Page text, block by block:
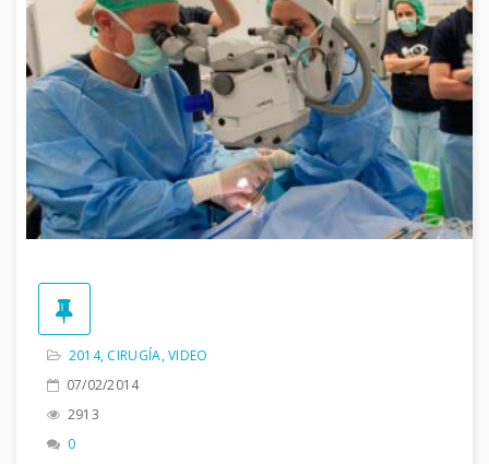
2014, CIRUGÍA,VIDEO
07/02/2014
2913
0